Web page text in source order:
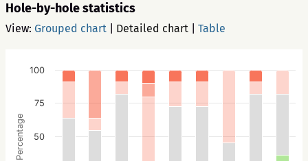
Hole-by-hole statistics
View: Grouped chart Detailed chart Table
Percentage 50
75
100